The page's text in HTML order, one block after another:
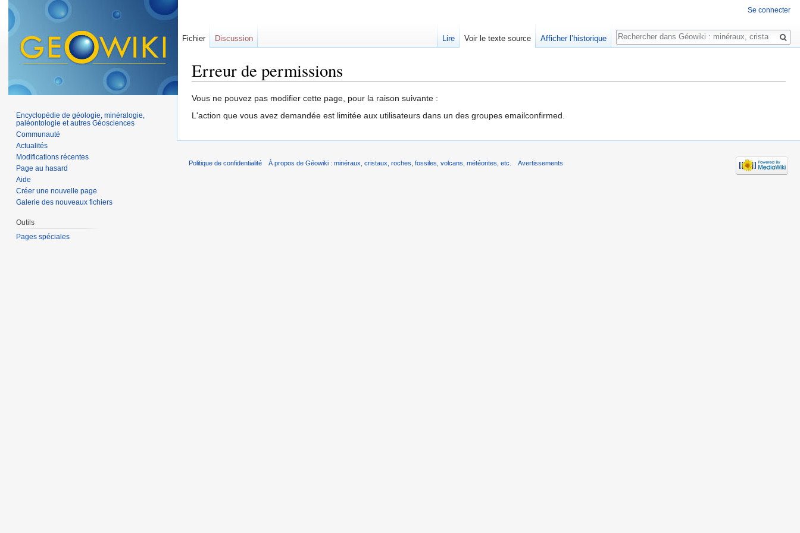
Erreur de permissions
Vous ne pouvez pas modifier cette page, pour la raison suivante :
L'action que vous avez demandée est limitée aux utilisateurs dans un des groupes emailconfirmed.
Se connecter
Fichier Discussion Lire Voir le texte source Afficher l’historique
Rechercher
Encyclopédie de géologie, minéralogie,
paléontologie et autres Géosciences
Communauté
Actualités
Modifications récentes
Page au hasard
Aide
Créer une nouvelle page
Galerie des nouveaux fichiers
Outils
Pages spéciales
Politique de confidentialité À propos de Géowiki : minéraux, cristaux, roches, fossiles, volcans, météorites, etc. Avertissements